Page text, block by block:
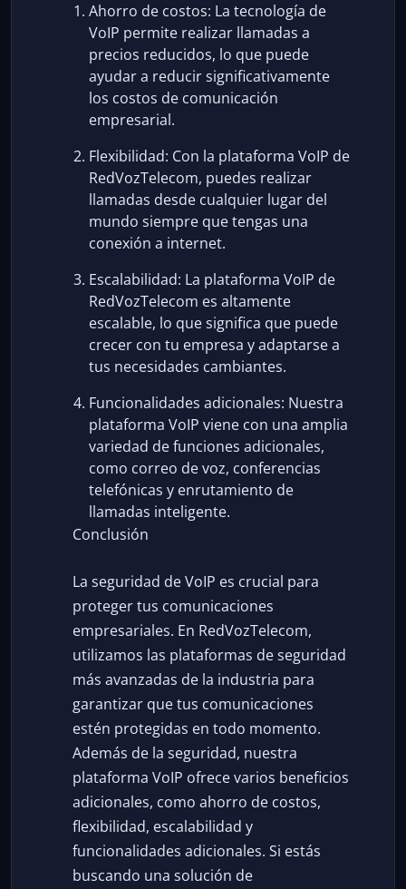
Ahorro de costos: La tecnología de
VoIP permite realizar llamadas a
precios reducidos, lo que puede
ayudar a reducir significativamente
los costos de comunicación
empresarial.
Flexibilidad: Con la plataforma VoIP de
RedVozTelecom, puedes realizar
llamadas desde cualquier lugar del
mundo siempre que tengas una
conexión a internet.
Escalabilidad: La plataforma VoIP de
RedVozTelecom es altamente
escalable, lo que significa que puede
crecer con tu empresa y adaptarse a
tus necesidades cambiantes.
Funcionalidades adicionales: Nuestra
plataforma VoIP viene con una amplia
variedad de funciones adicionales,
como correo de voz, conferencias
telefónicas y enrutamiento de
llamadas inteligente.
Conclusión
La seguridad de VoIP es crucial para
proteger tus comunicaciones
empresariales. En RedVozTelecom,
utilizamos las plataformas de seguridad
más avanzadas de la industria para
garantizar que tus comunicaciones
estén protegidas en todo momento.
Además de la seguridad, nuestra
plataforma VoIP ofrece varios beneficios
adicionales, como ahorro de costos,
flexibilidad, escalabilidad y
funcionalidades adicionales. Si estás
buscando una solución de